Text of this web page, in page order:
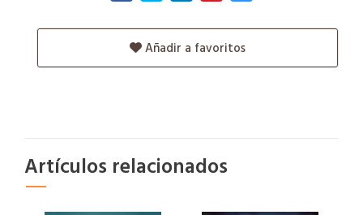
Añadir a favoritos
Artículos relacionados